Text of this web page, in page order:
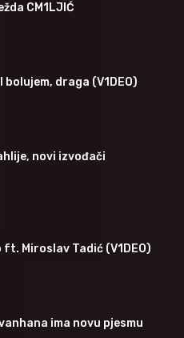
CM1LJIĆ
draga (V1DEO)
novi izvođači
ft. Miroslav Tadić (V1DEO)
ima novu pjesmu